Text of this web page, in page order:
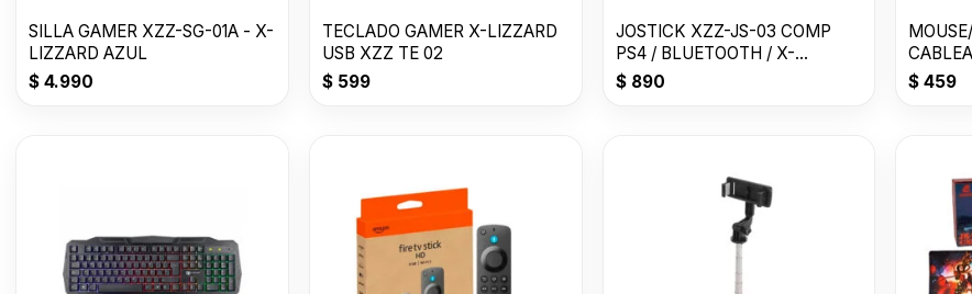
SILLA GAMER XZZ-SG-01A - X-
LIZZARD AZUL
$ 4.990
TECLADO GAMER X-LIZZARD
USB XZZ TE 02
$599
JOSTICK XZZ-JS-03 COMP
PS4 / BLUETOOTH / X-
LIZZARD
$890
MOUSE/
$ 459